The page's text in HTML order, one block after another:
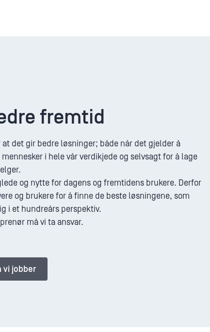
fremtid
at det gir bedre løsninger; både når det gjelder å
i hele vår verdikjede og selvsagt for å lage
og nytte for dagens og fremtidens brukere. Derfor
og brukere for å finne de beste løsningene, som
i et hundreårs perspektiv.
må vi ta ansvar.
vi jobber